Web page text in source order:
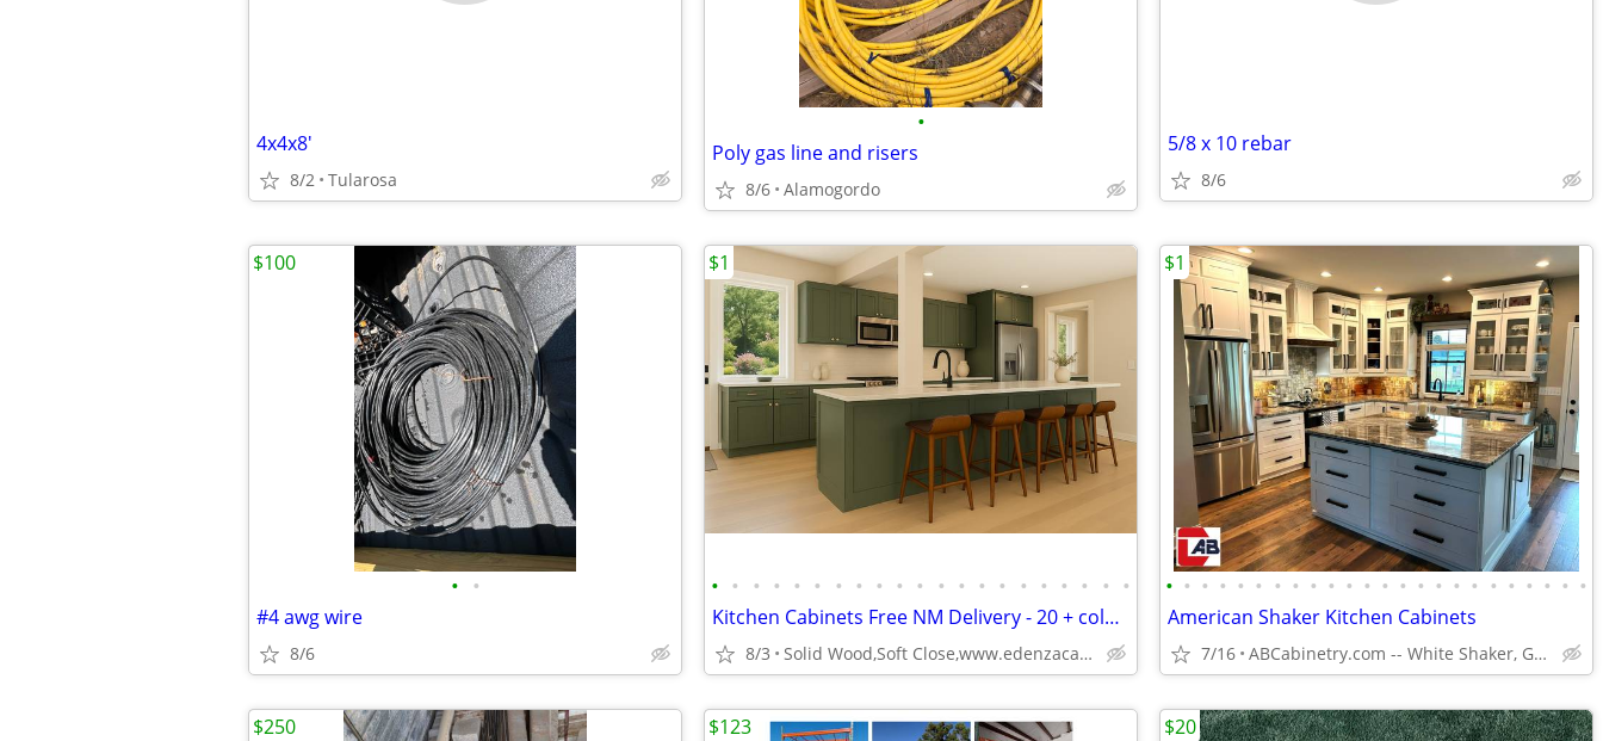
4x4x8'
8/2 Tularosa
•
Poly gas line and risers
8/6 Alamogordo
5/8 x 10 rebar
8/6
• •
#4 awg wire
8/6
$100
• • • • • • • • • • • • • • • • • • • • •
Kitchen Cabinets Free NM Delivery - 20 + colors
8/3 Solid Wood,Soft Close,www.edenzacabinets.com
$1
• • • • • • • • • • • • • • • • • • • • • • • •
American Shaker Kitchen Cabinets
7/16 ABCabinetry.com -- White Shaker, Gray Shaker, Raised Panel
$1
$250 $123 $20